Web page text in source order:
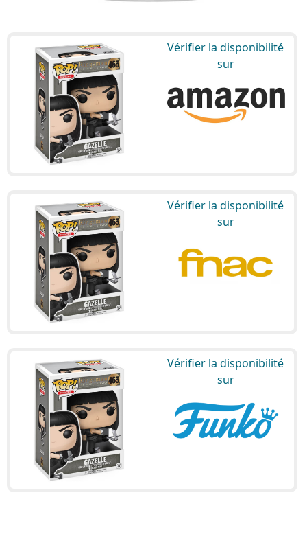
Vérifier la disponibilité
sur
Vérifier la disponibilité
sur
Vérifier la disponibilité
sur